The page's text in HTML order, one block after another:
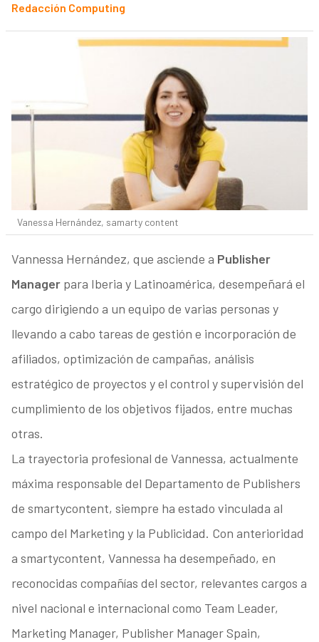
Redacción Computing
Vanessa Hernández, samarty content
Vannessa Hernández, que asciende a Publisher
Managerpara Iberia y Latinoamérica, desempeñará el
cargo dirigiendo a un equipo de varias personas y
llevando a cabo tareas de gestión e incorporación de
afiliados, optimización de campañas, análisis
estratégico de proyectos y el control y supervisión del
cumplimiento de los objetivos fijados, entre muchas
otras.
La trayectoria profesional de Vannessa, actualmente
máxima responsable del Departamento de Publishers
de smartycontent, siempre ha estado vinculada al
campo del Marketing y la Publicidad. Con anterioridad
a smartycontent, Vannessa ha desempeñado, en
reconocidas compañías del sector, relevantes cargos a
nivel nacional e internacional como Team Leader,
Marketing Manager, Publisher Manager Spain,